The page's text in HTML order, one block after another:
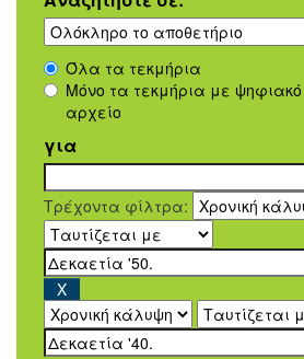
Όλα τα τεκμήρια
Μόνο τα τεκμήρια με ψηφιακό
αρχείο
για
Τρέχοντα φίλτρα: